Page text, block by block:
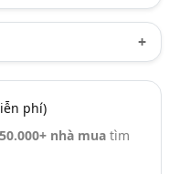
phí)
nhà muatìm